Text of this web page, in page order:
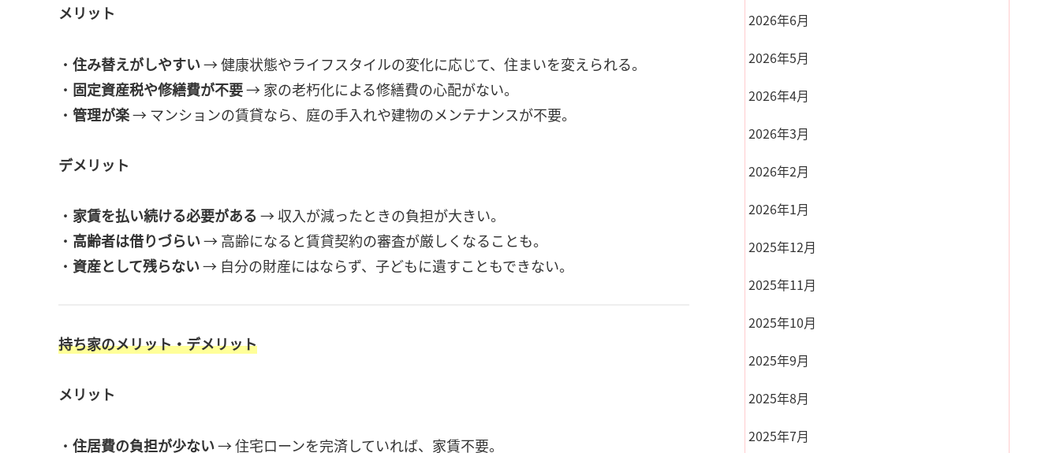
メリット
・ 住み替えがしやすい→ 健康状態やライフスタイルの変化に応じて、住まいを変えられる。
・ 固定資産税や修繕費が不要→ 家の老朽化による修繕費の心配がない。
・ 管理が楽→ マンションの賃貸なら、庭の手入れや建物のメンテナンスが不要。
デメリット
・ 家賃を払い続ける必要がある → 収入が減ったときの負担が大きい。
・ 高齢者は借りづらい→ 高齢になると賃貸契約の審査が厳しくなることも。
・ 資産として残らない→ 自分の財産にはならず、子どもに遺すこともできない。
持ち家のメリット・デメリット
メリット
・ 住居費の負担が少ない→ 住宅ローンを完済していれば、家賃不要。
2026年6月
2026年5月
2026年4月
2026年3月
2026年2月
2026年1月
2025年12月
2025年11月
2025年10月
2025年9月
2025年8月
2025年7月